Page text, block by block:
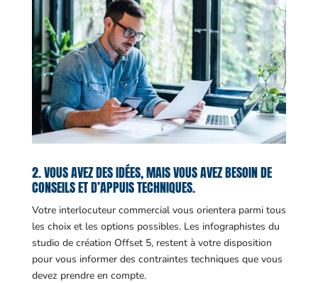
2. VOUS AVEZ DES IDÉES, MAIS VOUS AVEZ BESOIN DE
CONSEILS ET D’APPUIS TECHNIQUES.
Votre interlocuteur commercial vous orientera parmi tous
les choix et les options possibles. Les infographistes du
studio de création Offset 5, restent à votre disposition
pour vous informer des contraintes techniques que vous
devez prendre en compte.